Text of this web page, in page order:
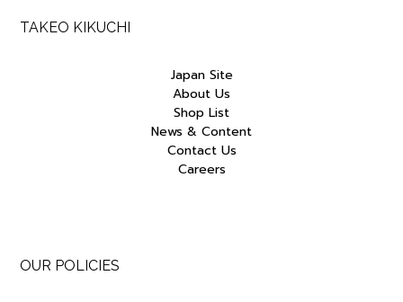
TAKEO KIKUCHI
Japan Site
About Us
Shop List
News & Content
Contact Us
Careers
OUR POLICIES